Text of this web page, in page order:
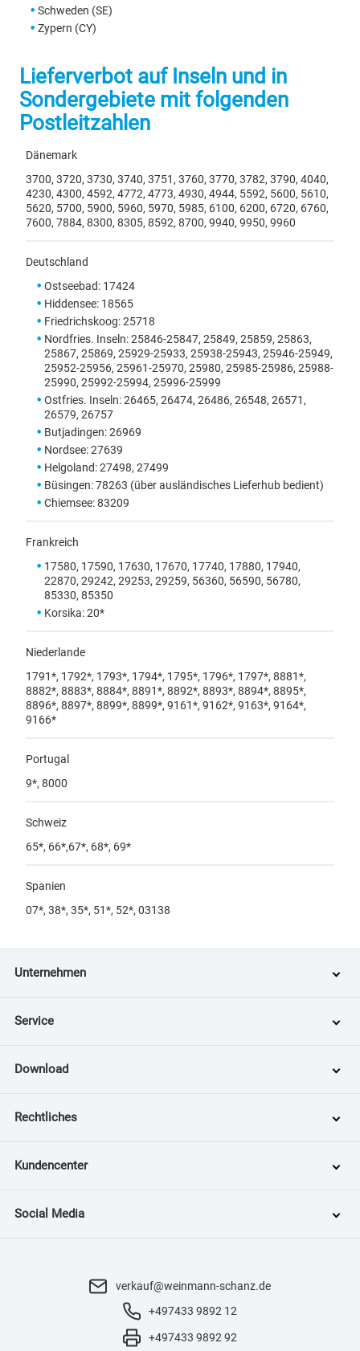
Schweden (SE)
Zypern (CY)
Lieferverbot auf Inseln und in
Sondergebiete mit folgenden
Postleitzahlen
Dänemark
3700, 3720, 3730, 3740, 3751, 3760, 3770, 3782, 3790, 4040,
4230, 4300, 4592, 4772, 4773, 4930, 4944, 5592, 5600, 5610,
5620, 5700, 5900, 5960, 5970, 5985, 6100, 6200, 6720, 6760,
7600, 7884, 8300, 8305, 8592, 8700, 9940, 9950, 9960
Deutschland
Ostseebad: 17424
Hiddensee: 18565
Friedrichskoog: 25718
Nordfries. Inseln: 25846-25847, 25849, 25859, 25863,
25867, 25869, 25929-25933, 25938-25943, 25946-25949,
25952-25956, 25961-25970, 25980, 25985-25986, 25988-
25990, 25992-25994, 25996-25999
Ostfries. Inseln: 26465, 26474, 26486, 26548, 26571,
26579, 26757
Butjadingen: 26969
Nordsee: 27639
Helgoland: 27498, 27499
Büsingen: 78263 (über ausländisches Lieferhub bedient)
Chiemsee: 83209
Frankreich
17580, 17590, 17630, 17670, 17740, 17880, 17940,
22870, 29242, 29253, 29259, 56360, 56590, 56780,
85330, 85350
Korsika: 20*
Niederlande
1791*, 1792*, 1793*, 1794*, 1795*, 1796*, 1797*, 8881*,
8882*, 8883*, 8884*, 8891*, 8892*, 8893*, 8894*, 8895*,
8896*, 8897*, 8899*, 8899*, 9161*, 9162*, 9163*, 9164*,
9166*
Portugal
9*, 8000
Schweiz
65*, 66*,67*, 68*, 69*
Spanien
07*, 38*, 35*, 51*, 52*, 03138
Unternehmen
Service
Download
Rechtliches
Kundencenter
Social Media
verkauf@weinmann-schanz.de
+497433 9892 12
+497433 9892 92